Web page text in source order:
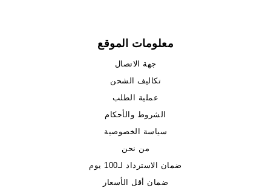
معلومات الموقع
جهة الاتصال
تكاليف الشحن
عملية الطلب
الشروط والأحكام
سياسة الخصوصية
من نحن
ضمان الاسترداد لـ100 يوم
ضمان أقل الأسعار